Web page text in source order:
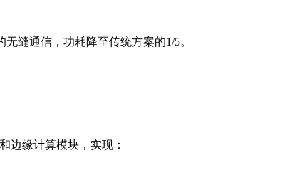
缝通信，功耗降至传统方案的1/5。
边缘计算模块，实现：